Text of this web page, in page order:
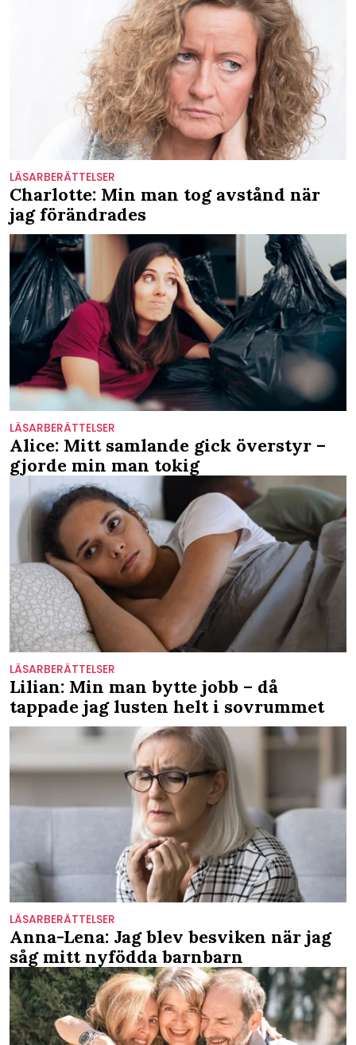
LÄSARBERÄTTELSER
Charlotte: Min man tog avstånd när
jag förändrades
LÄSARBERÄTTELSER
Alice: Mitt samlande gick överstyr –
gjorde min man tokig
LÄSARBERÄTTELSER
Lilian: Min man bytte jobb – då
tappade jag lusten helt i sovrummet
LÄSARBERÄTTELSER
Anna-Lena: Jag blev besviken när jag
såg mitt nyfödda barnbarn